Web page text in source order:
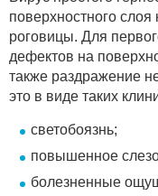
поверхностного
роговицы. Для
дефектов на
также раздражение
это в виде таких
светобоязнь;
повышенное
болезненные